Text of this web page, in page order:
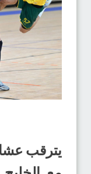
يترقب